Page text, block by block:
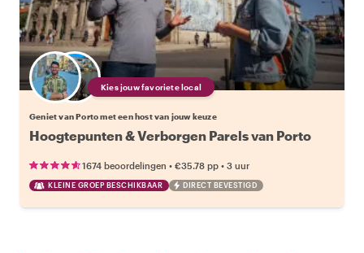
Kies jouw favoriete local
Geniet van Porto met een host van jouw keuze
Hoogtepunten & Verborgen Parels van Porto
1674 beoordelingen • €35.78 pp • 3 uur
KLEINE GROEP BESCHIKBAAR DIRECT BEVESTIGD